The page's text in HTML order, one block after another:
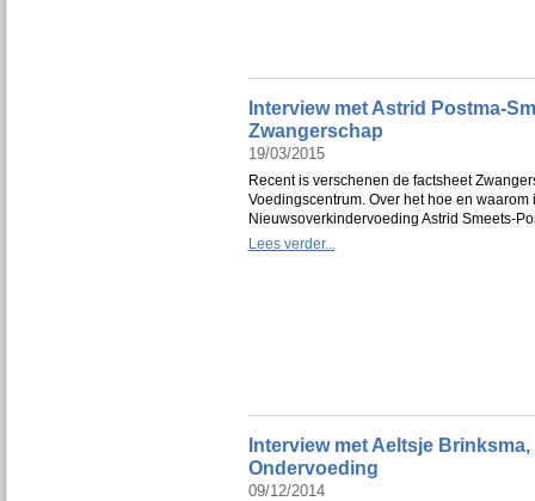
Interview met Astrid Postma-
Zwangerschap
19/03/2015
Recent is verschenen de factsheet
Voedingscentrum. Over het hoe en waarom
Nieuwsoverkindervoeding Astrid Smeets-
Lees verder...
Interview met Aeltsje
Ondervoeding
09/12/2014